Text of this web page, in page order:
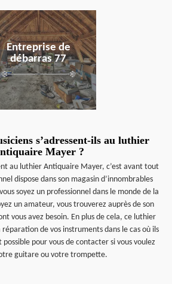
Entreprise de
débarras 77
en savoir plus
s’adressent-ils au luthier
Mayer ?
au luthier Antiquaire Mayer, c’est avant tout
dispose dans son magasin d’innombrables
soyez un professionnel dans le monde de la
un amateur, vous trouverez auprès de son
vous avez besoin. En plus de cela, ce luthier
de vos instruments dans le cas où ils
pour vous de contacter si vous voulez
guitare ou votre trompette.